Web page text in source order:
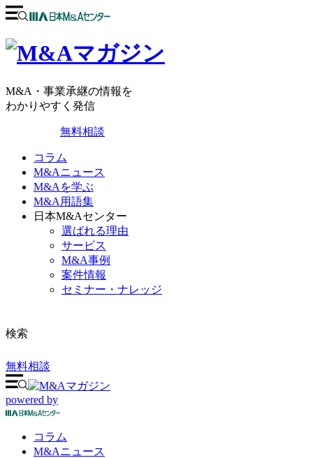
M&A・事業承継の情報を
わかりやすく発信
無料相談
コラム
M&Aニュース
M&Aを学ぶ
M&A用語集
日本M&Aセンター
選ばれる理由
サービス
M&A事例
案件情報
セミナー・ナレッジ
検索
無料相談
powered by
コラム
M&Aニュース